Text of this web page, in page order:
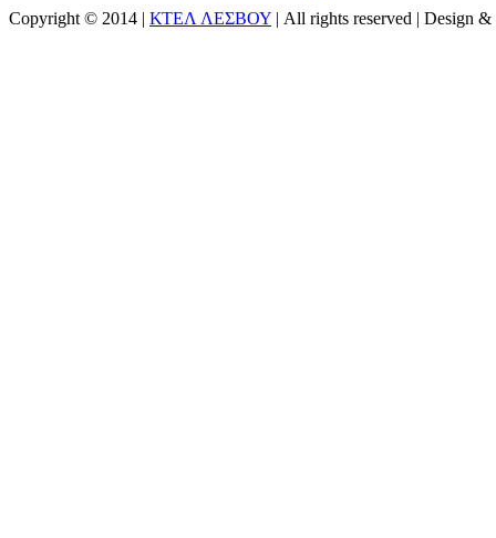
Copyright © 2014 | ΚΤΕΛ ΛΕΣΒΟΥ | All rights reserved | Design &